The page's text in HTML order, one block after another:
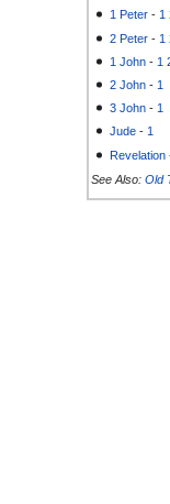
1 Peter -1
2 Peter - 1
1 John - 1
2 John - 1
3 John - 1
Jude -1
Revelation
See Also: Old